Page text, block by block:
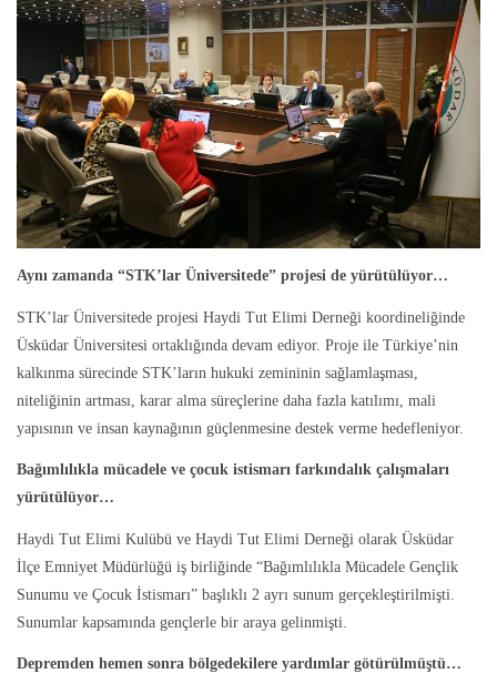
Aynı zamanda “STK’lar Üniversitede” projesi de yürütülüyor…
STK’lar Üniversitede projesi Haydi Tut Elimi Derneği koordineliğinde
Üsküdar Üniversitesi ortaklığında devam ediyor. Proje ile Türkiye’nin
kalkınma sürecinde STK’ların hukuki zemininin sağlamlaşması,
niteliğinin artması, karar alma süreçlerine daha fazla katılımı, mali
yapısının ve insan kaynağının güçlenmesine destek verme hedefleniyor.
Bağımlılıkla mücadele ve çocuk istismarı farkındalık çalışmaları
yürütülüyor…
Haydi Tut Elimi Kulübü ve Haydi Tut Elimi Derneği olarak Üsküdar
İlçe Emniyet Müdürlüğü iş birliğinde “Bağımlılıkla Mücadele Gençlik
Sunumu ve Çocuk İstismarı” başlıklı 2 ayrı sunum gerçekleştirilmişti.
Sunumlar kapsamında gençlerle bir araya gelinmişti.
Depremden hemen sonra bölgedekilere yardımlar götürülmüştü…